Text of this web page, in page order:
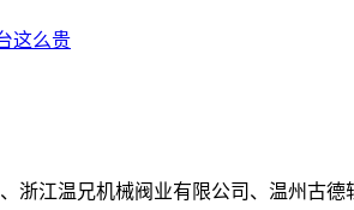
这么贵
浙江温兄机械阀业有限公司、温州古